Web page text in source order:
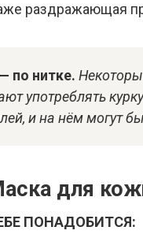
раздражающая
по нитке.
употреблять
и на нём могут
для
ПОНАДОБИТСЯ: